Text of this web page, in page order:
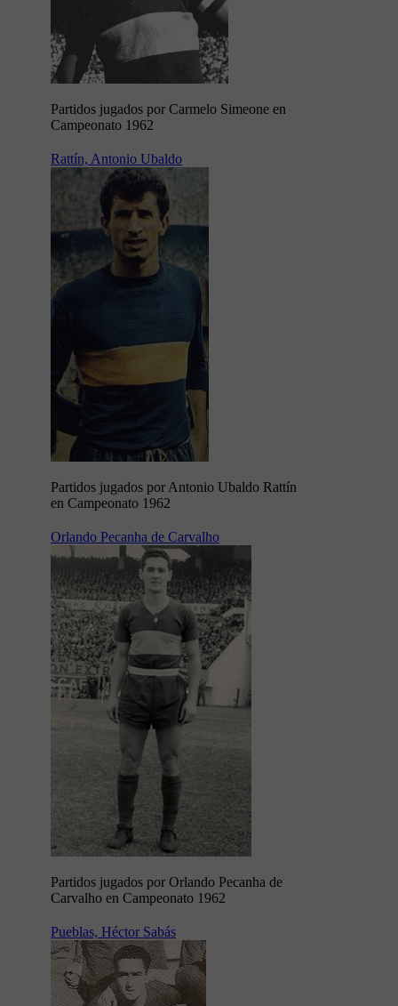
Partidos jugados por Carmelo Simeone en
Campeonato 1962
Rattín, Antonio Ubaldo
Partidos jugados por Antonio Ubaldo Rattín
en Campeonato 1962
Orlando Pecanha de Carvalho
Partidos jugados por Orlando Pecanha de
Carvalho en Campeonato 1962
Pueblas, Héctor Sabás